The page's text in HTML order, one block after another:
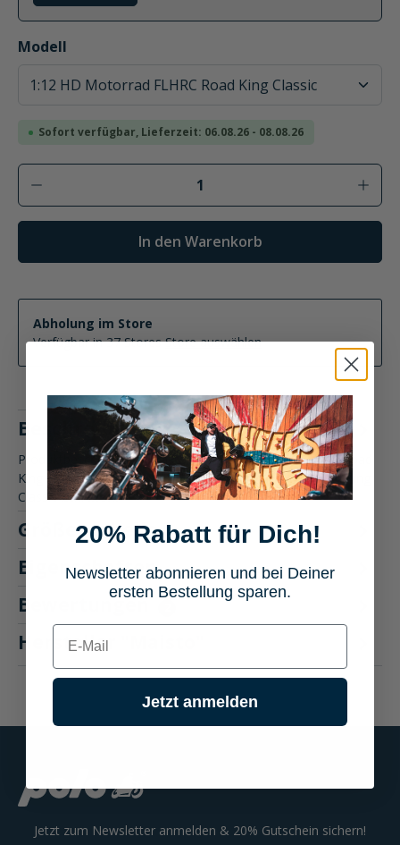
Modell
auswählen
Sofort verfügbar, Lieferzeit: 06.08.26 - 08.08.26
Produkt Anzahl: Gib den gewünschten
In den Warenkorb
Abholung im Store
Verfügbar in 37 Stores Store auswählen
Beschreibung
Produktbeschreibung: Maisto 1:12 HD Motorrad FLHRC Road
King Classic Das Maisto 1:12 HD Motorrad FLHRC Road King
Classic ist…Mehr
Größentabelle
Eigenschaften
Bewertungen
Hersteller "Maisto"
Jetzt zum Newsletter anmelden & 20% Gutschein sichern!
20% Rabatt für Dich!
Newsletter abonnieren und bei Deiner
ersten Bestellung sparen.
E-mail
Jetzt anmelden